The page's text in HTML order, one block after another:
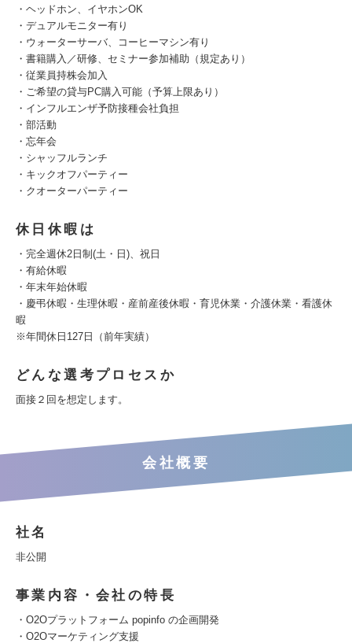
・ヘッドホン、イヤホンOK
・デュアルモニター有り
・ウォーターサーバ、コーヒーマシン有り
・書籍購入／研修、セミナー参加補助（規定あり）
・従業員持株会加入
・ご希望の貸与PC購入可能（予算上限あり）
・インフルエンザ予防接種会社負担
・部活動
・忘年会
・シャッフルランチ
・キックオフパーティー
・クオーターパーティー
休日休暇は
・完全週休2日制(土・日)、祝日
・有給休暇
・年末年始休暇
・慶弔休暇・生理休暇・産前産後休暇・育児休業・介護休業・看護休
暇
※年間休日127日（前年実績）
どんな選考プロセスか
面接２回を想定します。
会社概要
社名
非公開
事業内容・会社の特長
・O2Oプラットフォーム popinfo の企画開発
・O2Oマーケティング支援